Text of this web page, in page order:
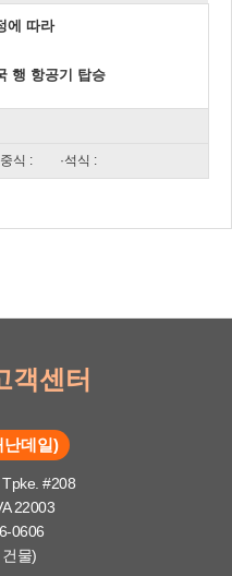
에 따라
행 항공기 탑승
중식 : ·석식 :
객센터
난데일)
#208
22003
0606
물)